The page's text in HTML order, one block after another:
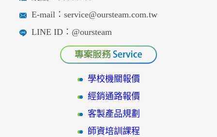
E-mail：service@oursteam.com.tw
LINE ID：@oursteam
學校機關報價
經銷通路報價
客製產品規劃
師資培訓課程